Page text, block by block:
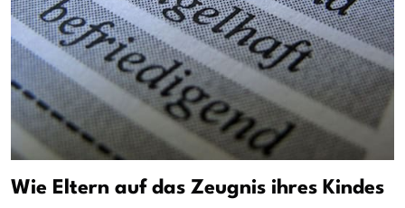
Wie Eltern auf das Zeugnis ihres Kindes